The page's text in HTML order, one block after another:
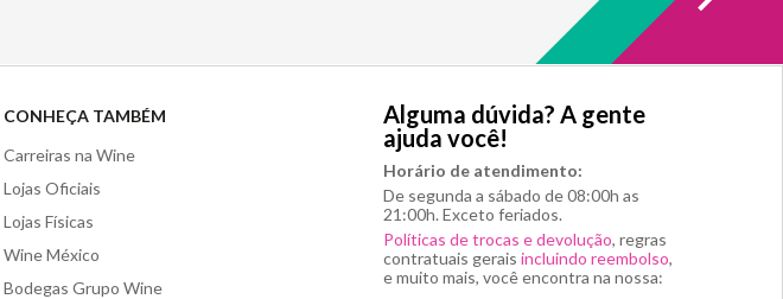
CONHEÇA TAMBÉM
Carreiras na Wine
Lojas Oficiais
Lojas Físicas
Wine México
Bodegas Grupo Wine
Alguma dúvida? A gente
ajuda você!
Horário de atendimento:
De segunda a sábado de 08:00h as
21:00h. Exceto feriados.
Políticas de trocas e devolução, regras
contratuais gerais incluindo reembolso,
e muito mais, você encontra na nossa: